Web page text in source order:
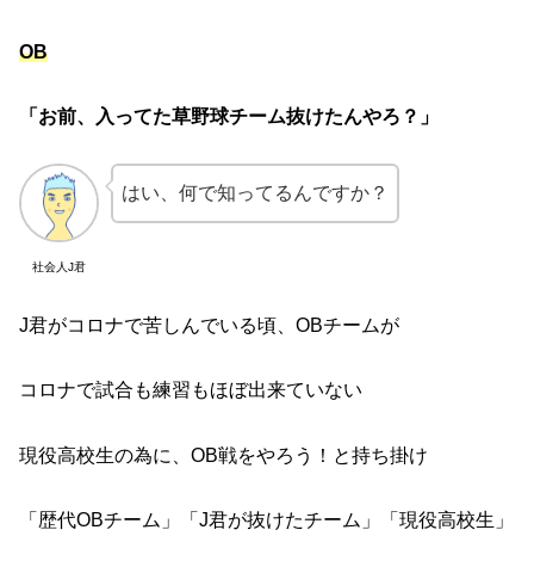
OB
「お前、入ってた草野球チーム抜けたんやろ？」
社会人J君
はい、何で知ってるんですか？
J君がコロナで苦しんでいる頃、OBチームが
コロナで試合も練習もほぼ出来ていない
現役高校生の為に、OB戦をやろう！と持ち掛け
「歴代OBチーム」「J君が抜けたチーム」「現役高校生」